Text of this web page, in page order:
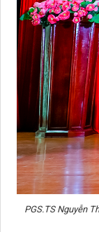
PGS.TS Nguyễn